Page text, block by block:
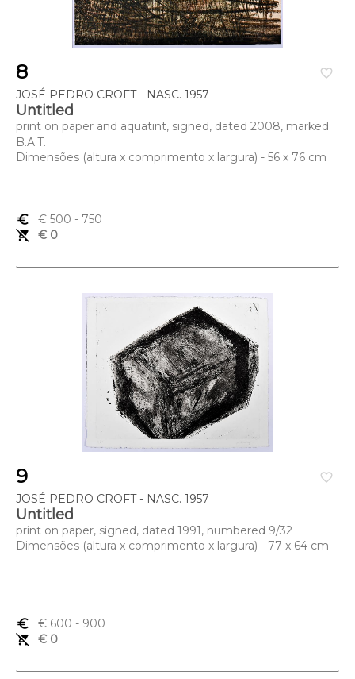
favorite_border
8
JOSÉ PEDRO CROFT - NASC. 1957
Untitled
print on paper and aquatint, signed, dated 2008, marked
B.A.T.
Dimensões (altura x comprimento x largura) - 56 x 76 cm
euro_symbol € 500 - 750
remove_shopping_cart
€ 0
favorite_border
9
JOSÉ PEDRO CROFT - NASC. 1957
Untitled
print on paper, signed, dated 1991, numbered 9/32
Dimensões (altura x comprimento x largura) - 77 x 64 cm
euro_symbol € 600 - 900
remove_shopping_cart
€ 0